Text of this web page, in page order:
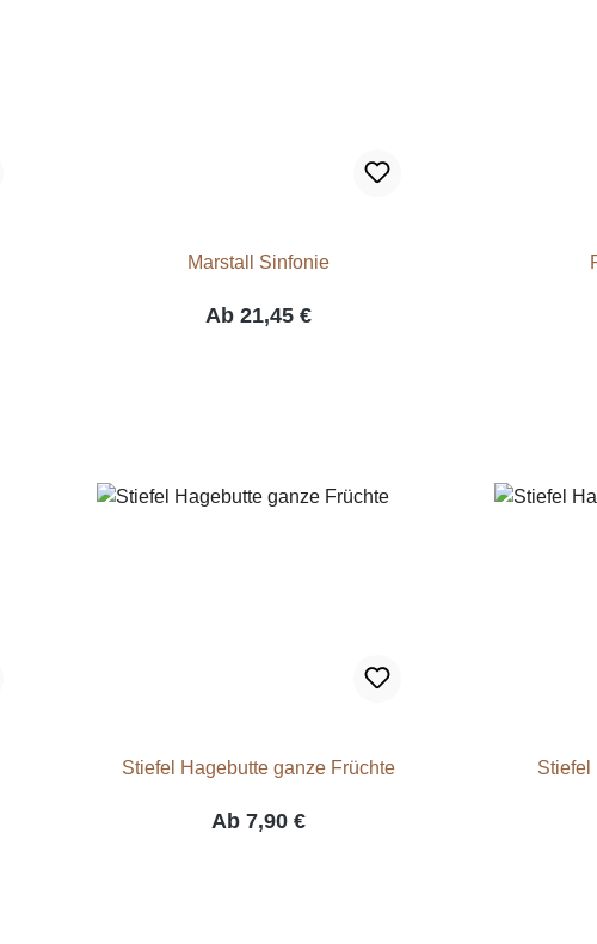
Marstall Sinfonie
Ab 21,45 €
Stiefel Hagebutte ganze Früchte
Ab 7,90 €
Stiefel